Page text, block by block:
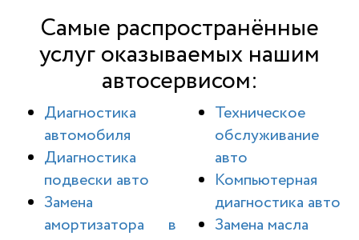
Самые распространённые
услуг оказываемых нашим
автосервисом:
Диагностика
автомобиля
Диагностика
подвески авто
Замена
амортизатора в
Техническое
обслуживание
авто
Компьютерная
диагностика авто
Замена масла